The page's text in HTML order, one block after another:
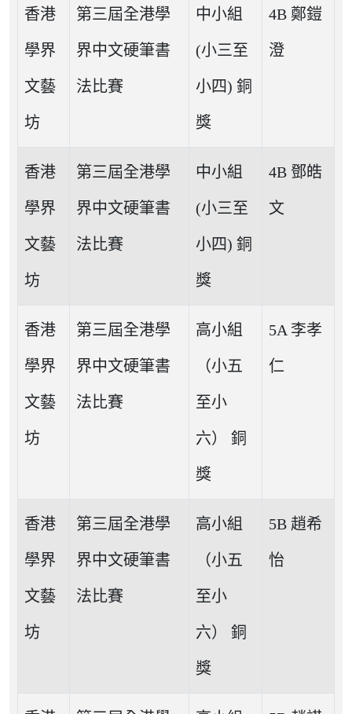
香港
學界
文藝
坊
第三屆全港學
界中文硬筆書
法比賽
中小組
(小三至
小四) 銅
獎
4B 鄭鎧
澄
香港
學界
文藝
坊
第三屆全港學
界中文硬筆書
法比賽
中小組
(小三至
小四) 銅
獎
4B 鄧皓
文
香港
學界
文藝
坊
第三屆全港學
界中文硬筆書
法比賽
高小組
（小五
至小
六） 銅
獎
5A 李孝
仁
香港
學界
文藝
坊
第三屆全港學
界中文硬筆書
法比賽
高小組
（小五
至小
六） 銅
獎
5B 趙希
怡